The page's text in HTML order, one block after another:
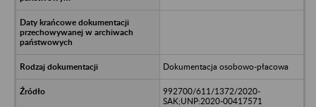
Dokumentacja osobowo-płacowa
992700/611/1372/2020-
SAK;UNP:2020-00417571